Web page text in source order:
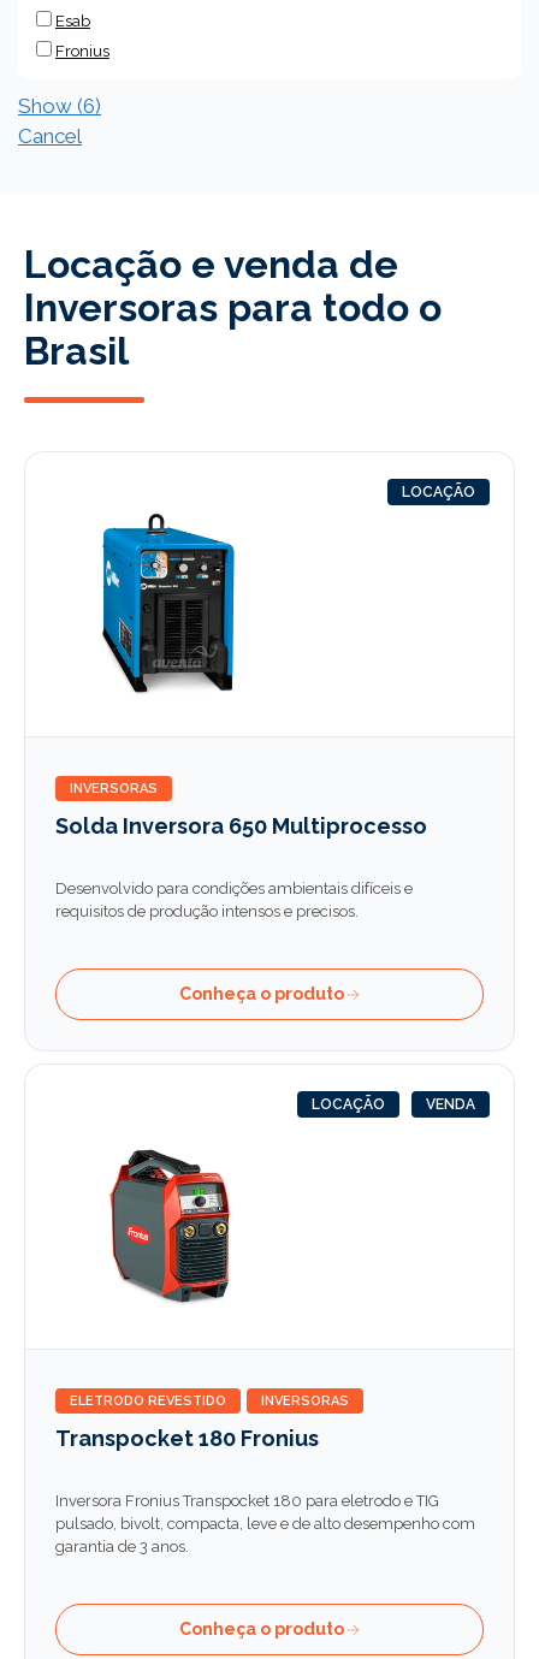
Locação e venda de
Inversoras para todo o
Brasil
LOCAÇÃO
INVERSORAS
Solda Inversora 650 Multiprocesso
Desenvolvido para condições ambientais difíceis e
requisitos de produção intensos e precisos.
Conheça o produto
LOCAÇÃO VENDA
ELETRODO REVESTIDO INVERSORAS
Transpocket 180 Fronius
Inversora Fronius Transpocket 180 para eletrodo e TIG
pulsado, bivolt, compacta, leve e de alto desempenho com
garantia de 3 anos.
Conheça o produto
Esab
Fronius
Show (6)
Cancel